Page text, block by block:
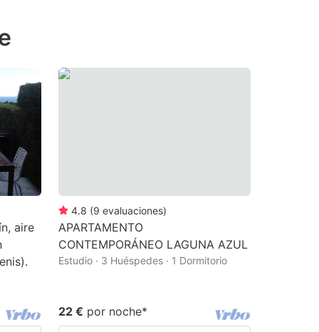
aire
4.8 (9 evaluaciones)
APARTAMENTO
CONTEMPORÁNEO LAGUNA AZUL
Estudio · 3 Huéspedes · 1 Dormitorio
22 € por noche*